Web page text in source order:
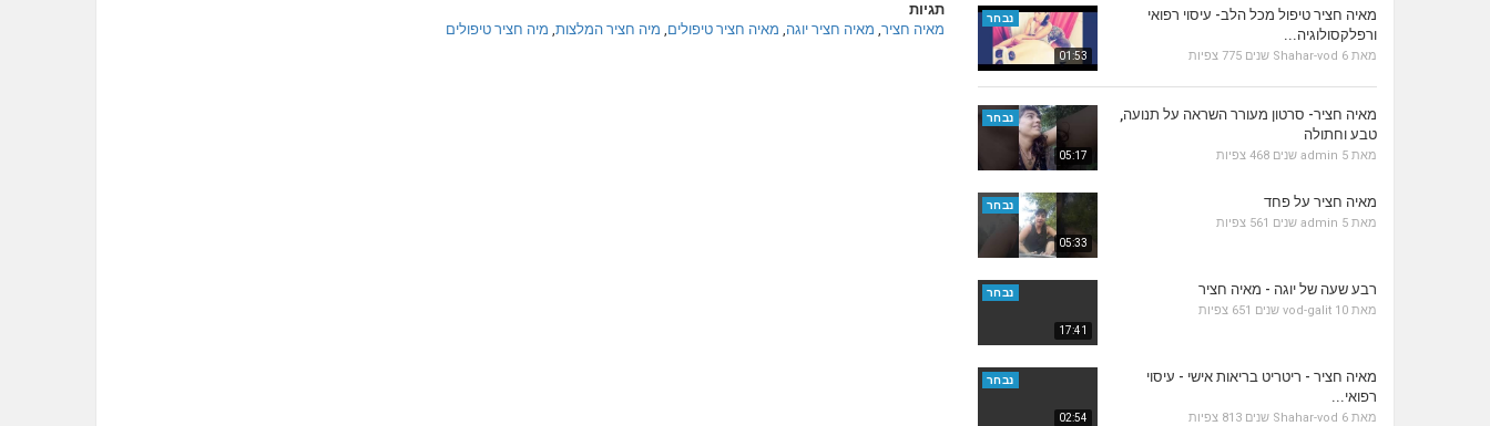
תגיות
מאיה חציר, מאיה חציר יוגה, מאיה חציר טיפולים, מיה חציר המלצות, מיה חציר טיפולים
01:53
נבחר
מאיה חציר טיפול מכל הלב- עיסוי רפואי
ורפלקסולוגיה...
מאת Shahar-vod 6 שנים 775 צפיות
05:17
נבחר
מאיה חציר- סרטון מעורר השראה על תנועה,
טבע וחתולה
מאת admin 5 שנים 468 צפיות
05:33
נבחר מאיה חציר על פחד
מאת admin 5 שנים 561 צפיות
17:41
נבחר רבע שעה של יוגה - מאיה חציר
מאת vod-galit 10 שנים 651 צפיות
02:54
נבחר
מאיה חציר - ריטריט בריאות אישי - עיסוי
רפואי...
מאת Shahar-vod 6 שנים 813 צפיות